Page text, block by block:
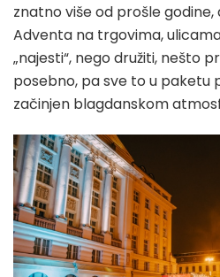
znatno više od prošle godine,
Adventa na trgovima,
„najesti“, nego družiti, nešto
posebno, pa sve to u paketu
začinjen blagdanskom